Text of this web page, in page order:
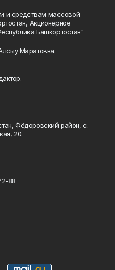
и средствам массовой
Акционерное
Башкортостан"
Маратовна.
Фёдоровский район, с.
20.
88